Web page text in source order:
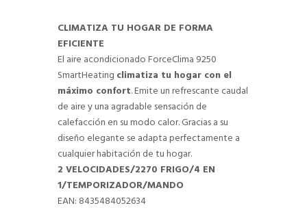
era:
498,33€.
es:
CLIMATIZA TU HOGAR DE FORMA
EFICIENTE
El aire acondicionado ForceClima 9250
SmartHeating climatiza tu hogar con el
máximo confort. Emite un refrescante caudal
de aire y una agradable sensación de
calefacción en su modo calor. Gracias a su
diseño elegante se adapta perfectamente a
cualquier habitación de tu hogar.
2 VELOCIDADES/2270 FRIGO/4 EN
1/TEMPORIZADOR/MANDO
EAN: 8435484052634